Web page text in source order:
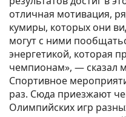
отличная мотивация,
кумиры, которых они
могут с ними
энергетикой, которая
чемпионам», — сказал
Спортивное
раз. Сюда приезжают
Олимпийских игр